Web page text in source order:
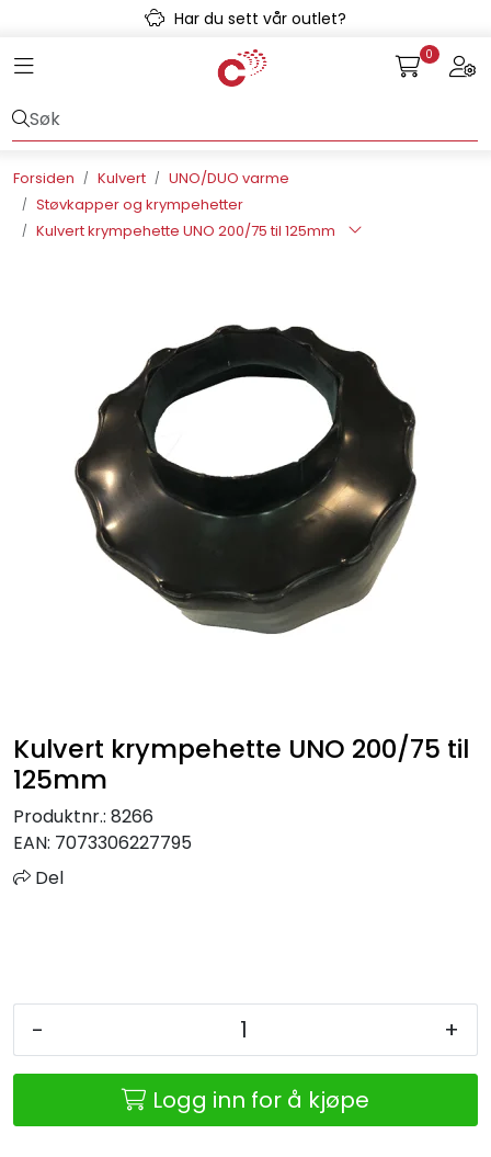
Skip to main contentHar du sett vår outlet?
Toggle navigation 0
Forsiden Kulvert
UNO/DUO varme
Støvkapper og krympehetter
Kulvert krympehette UNO 200/75 til 125mm
Kulvert krympehette UNO 200/75 til
125mm
Produktnr.: 8266
EAN: 7073306227795
Del
- +
Logg inn for å kjøpe
Kulvert
Rørsystemer
Snøsmelt
Sprinkler
Tappevann
Varmeanlegg
Outlet
Utgått av sortiment